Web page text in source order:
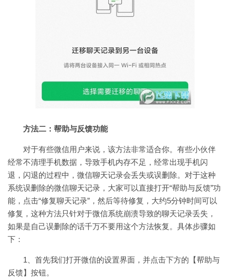
方法二：帮助与反馈功能
对于有些微信用户来说，该方法非常适合你。有些小伙伴
经常不清理手机数据，导致手机内存不足，经常出现手机闪
退，闪退的过程中，微信聊天记录会丢失或误删除。对于这种
系统误删除的微信聊天记录，大家可以直接打开“帮助与反馈”功
能，点击“修复聊天记录”，然后等待修复，大约5分钟时间可以
修复，这种方法只针对于微信系统崩溃导致的聊天记录丢失，
如果是自己误删除的话千万不要用这个方法恢复。具体步骤如
下：
1、首先我们打开微信的设置界面，并点击下方的【帮助与
反馈】按钮。